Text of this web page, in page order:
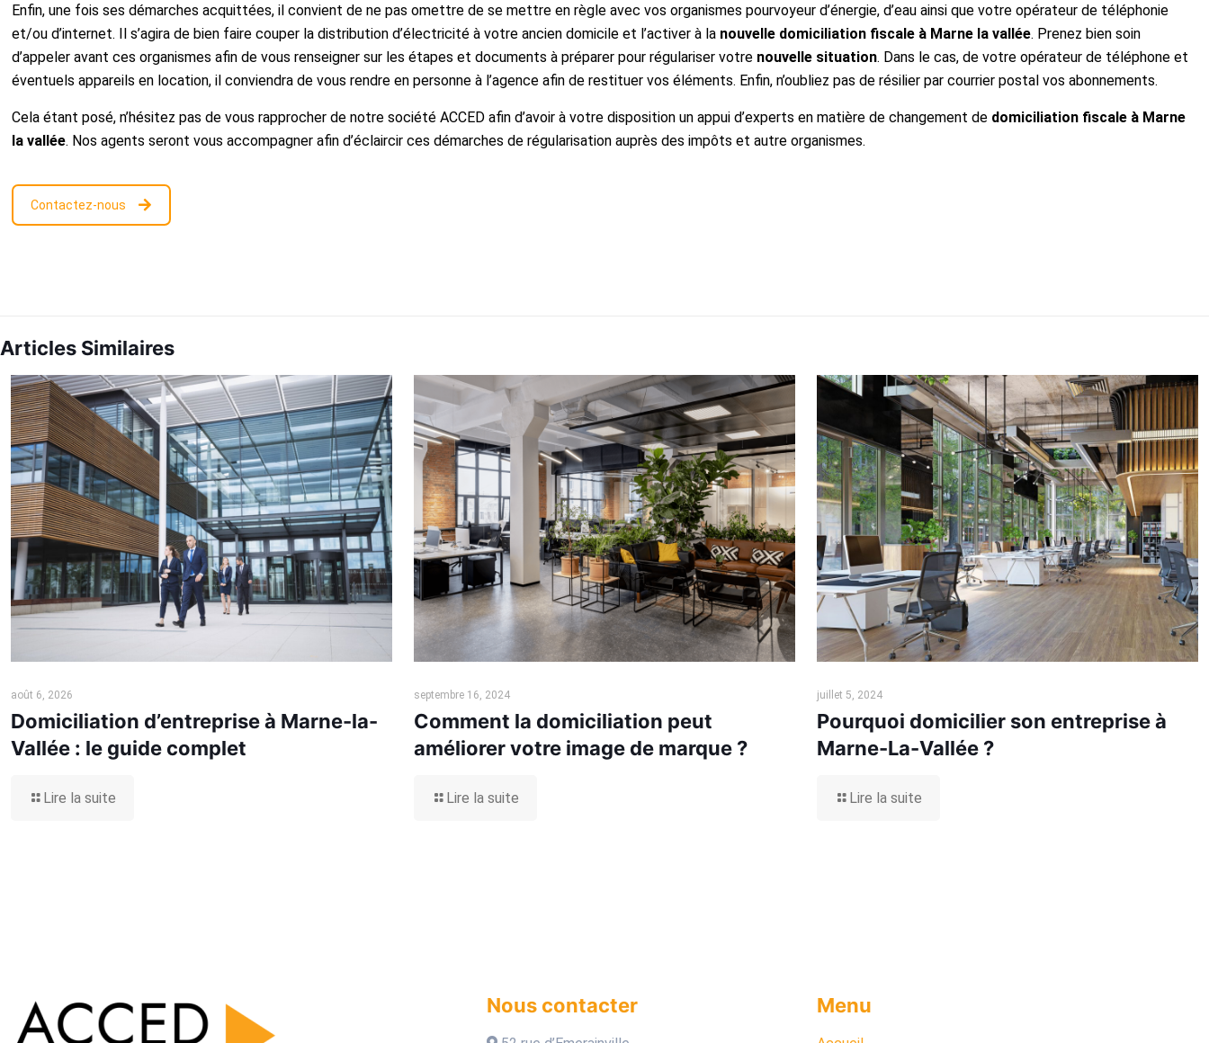
Enfin, une fois ses démarches acquittées, il convient de ne pas omettre de se mettre en règle avec vos organismes pourvoyeur d’énergie, d’eau ainsi que votre opérateur de téléphonie
et/ou d’internet. Il s’agira de bien faire couper la distribution d’électricité à votre ancien domicile et l’activer à la nouvelle domiciliation fiscale à Marne la vallée. Prenez bien soin
d’appeler avant ces organismes afin de vous renseigner sur les étapes et documents à préparer pour régulariser votre nouvelle situation. Dans le cas, de votre opérateur de téléphone et
éventuels appareils en location, il conviendra de vous rendre en personne à l’agence afin de restituer vos éléments. Enfin, n’oubliez pas de résilier par courrier postal vos abonnements.
Cela étant posé, n’hésitez pas de vous rapprocher de notre société ACCED afin d’avoir à votre disposition un appui d’experts en matière de changement de domiciliation fiscale à Marne
la vallée. Nos agents seront vous accompagner afin d’éclaircir ces démarches de régularisation auprès des impôts et autre organismes.
Contactez-nous
Articles Similaires
août 6, 2026
Domiciliation d’entreprise à Marne-la-
Vallée : le guide complet
Lire la suite
septembre 16, 2024
Comment la domiciliation peut
améliorer votre image de marque ?
Lire la suite
juillet 5, 2024
Pourquoi domicilier son entreprise à
Marne-La-Vallée ?
Lire la suite
Nous contacter Menu